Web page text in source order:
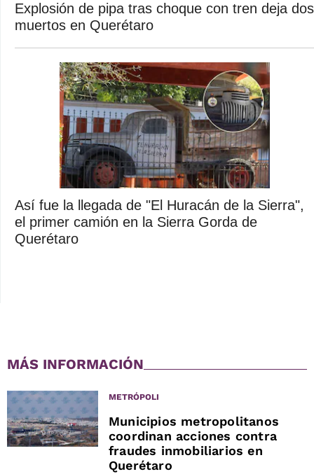
Explosión de pipa tras choque con tren deja dos
muertos en Querétaro
Así fue la llegada de "El Huracán de la Sierra",
el primer camión en la Sierra Gorda de
Querétaro
MÁS INFORMACIÓN
METRÓPOLI
Municipios metropolitanos
coordinan acciones contra
fraudes inmobiliarios en
Querétaro